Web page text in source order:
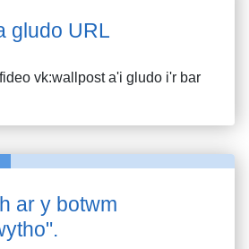
gludo URL
vk:wallposta'i gludo i'r bar
ar y botwm